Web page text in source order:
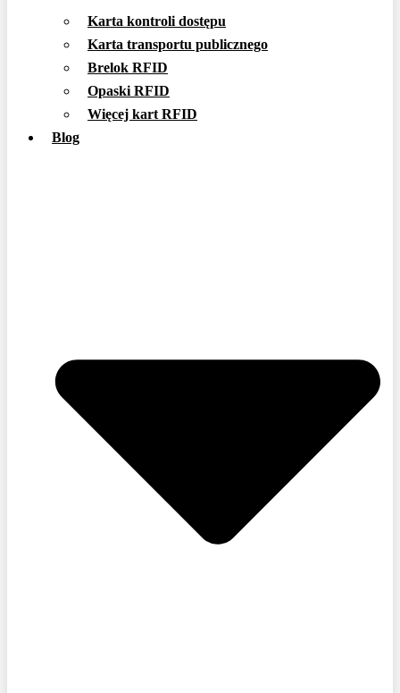
Karta kontroli dostępu
Karta transportu publicznego
Brelok RFID
Opaski RFID
Więcej kart RFID
Blog